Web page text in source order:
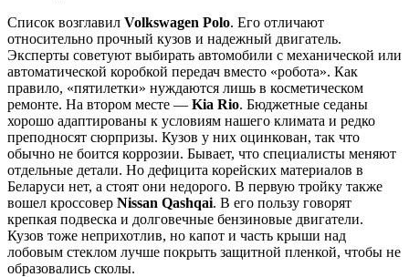
Список возглавил Volkswagen Polo. Его отличают
относительно прочный кузов и надежный двигатель.
Эксперты советуют выбирать автомобили с механической или
автоматической коробкой передач вместо «робота». Как
правило, «пятилетки» нуждаются лишь в косметическом
ремонте. На втором месте — Kia Rio. Бюджетные седаны
хорошо адаптированы к условиям нашего климата и редко
преподносят сюрпризы. Кузов у них оцинкован, так что
обычно не боится коррозии. Бывает, что специалисты меняют
отдельные детали. Но дефицита корейских материалов в
Беларуси нет, а стоят они недорого. В первую тройку также
вошел кроссовер Nissan Qashqai. В его пользу говорят
крепкая подвеска и долговечные бензиновые двигатели.
Кузов тоже неприхотлив, но капот и часть крыши над
лобовым стеклом лучше покрыть защитной пленкой, чтобы не
образовались сколы.